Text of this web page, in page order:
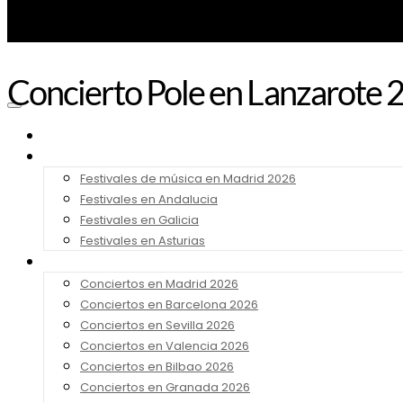
Festivales de música en Madrid 2026
Festivales en Andalucia
Festivales en Galicia
Festivales en Asturias
Conciertos en Madrid 2026
Conciertos en Barcelona 2026
Conciertos en Sevilla 2026
Conciertos en Valencia 2026
Conciertos en Bilbao 2026
Conciertos en Granada 2026
Concierto Pole en Lanzarote